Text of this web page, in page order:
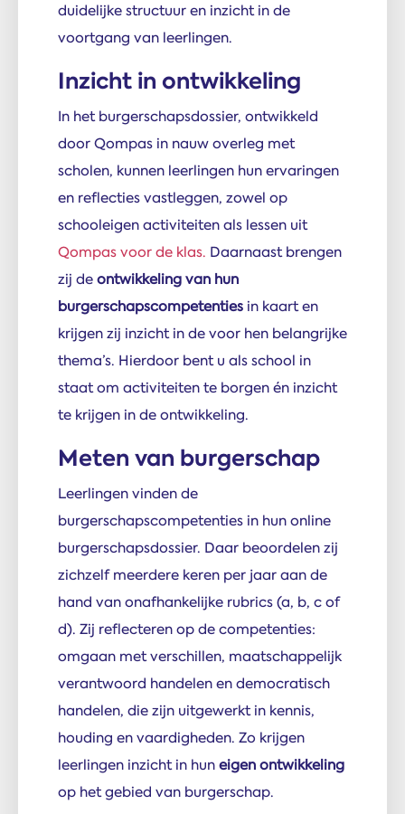
duidelijke structuur en inzicht in de
voortgang van leerlingen.
Inzicht in ontwikkeling
In het burgerschapsdossier, ontwikkeld
door Qompas in nauw overleg met
scholen, kunnen leerlingen hun ervaringen
en reflecties vastleggen, zowel op
schooleigen activiteiten als lessen uit
Qompas voor de klas. Daarnaast brengen
zij deontwikkeling van hun
burgerschapscompetenties in kaart en
krijgen zij inzicht in de voor hen belangrijke
thema’s. Hierdoor bent u als school in
staat om activiteiten te borgen én inzicht
te krijgen in de ontwikkeling.
Meten van burgerschap
Leerlingen vinden de
burgerschapscompetenties in hun online
burgerschapsdossier. Daar beoordelen zij
zichzelf meerdere keren per jaar aan de
hand van onafhankelijke rubrics (a, b, c of
d). Zij reflecteren op de competenties:
omgaan met verschillen, maatschappelijk
verantwoord handelen en democratisch
handelen, die zijn uitgewerkt in kennis,
houding en vaardigheden. Zo krijgen
leerlingen inzicht in huneigen ontwikkeling
op het gebied van burgerschap.